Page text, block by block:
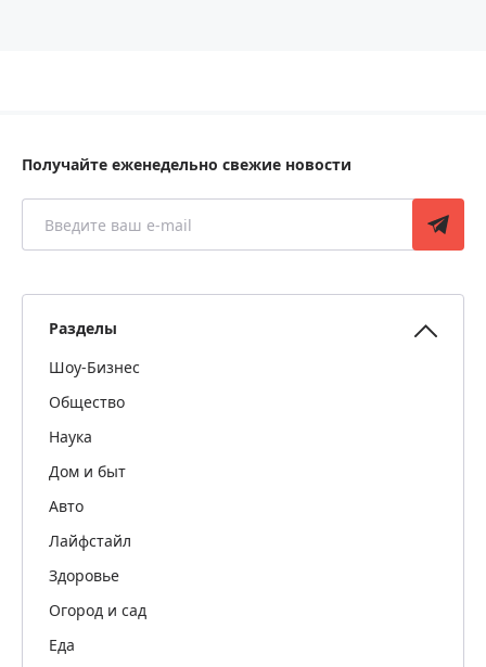
Получайте еженедельно свежие новости
Разделы
Шоу-Бизнес
Общество
Наука
Дом и быт
Авто
Лайфстайл
Здоровье
Огород и сад
Еда